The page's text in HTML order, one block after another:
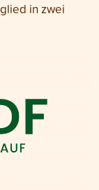
in zwei